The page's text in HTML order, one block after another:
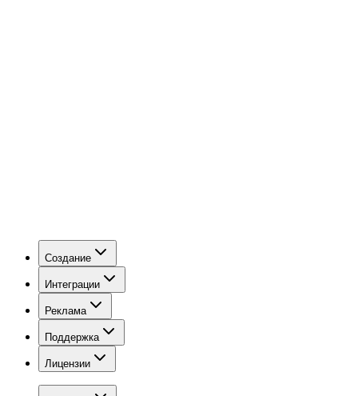
Создание
Интеграции
Реклама
Поддержка
Лицензии